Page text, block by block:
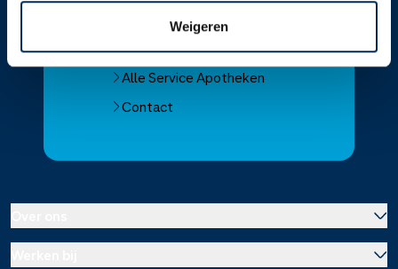
Weigeren
Vind je apotheek
Download de app 📲
Alle Service Apotheken
Contact